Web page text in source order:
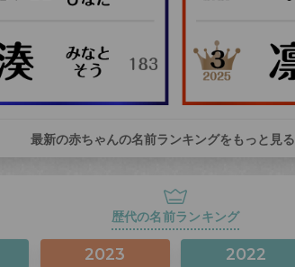
最新の赤ちゃんの名前ランキングをもっと見る
歴代の名前ランキング
2023 2022